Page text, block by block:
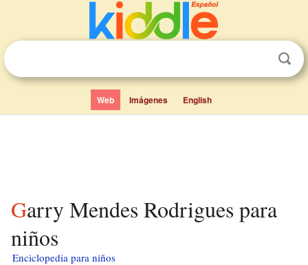
Web Imágenes English
Garry Mendes Rodrigues para
niños
Enciclopedia para niños